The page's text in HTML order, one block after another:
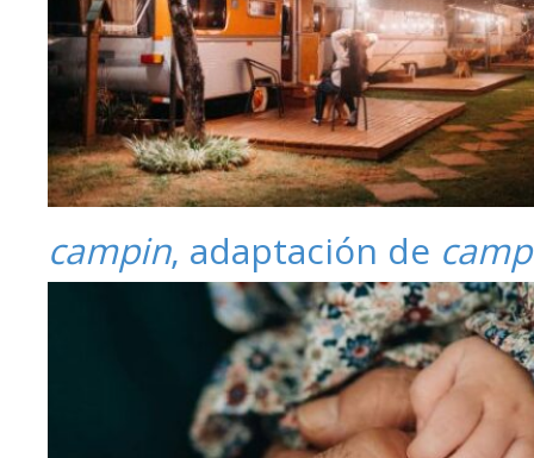
campin, adaptación de